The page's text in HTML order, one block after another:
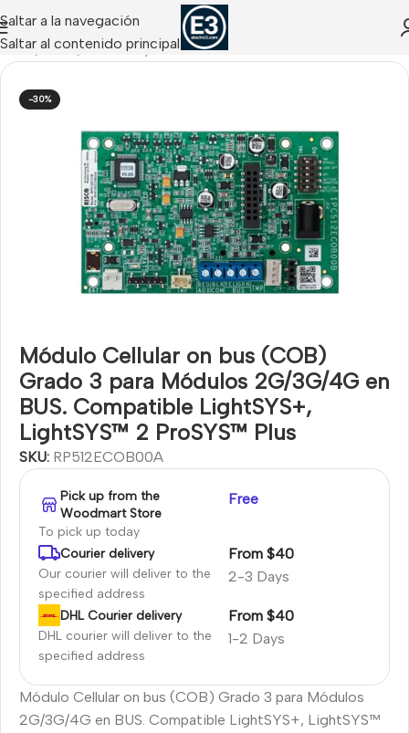
Saltar a la navegación
Saltar al contenido principal
Inicio Risco/Módulos y Comunicadores Risco
-30%
Módulo Cellular on bus (COB)
Grado 3 para Módulos 2G/3G/4G en
BUS. Compatible LightSYS+,
LightSYS™ 2 ProSYS™ Plus
SKU: RP512ECOB00A
Pick up from the
Woodmart Store
To pick up today
Free
Courier delivery
Our courier will deliver to the
specified address
2-3 Days
From $40
DHL Courier delivery
DHL courier will deliver to the
specified address
1-2 Days
From $40
Módulo Cellular on bus (COB) Grado 3 para Módulos
2G/3G/4G en BUS. Compatible LightSYS+, LightSYS™